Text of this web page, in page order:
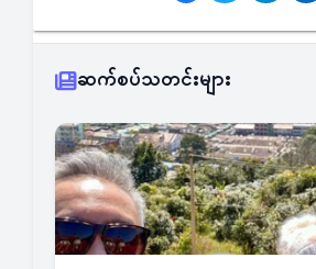
ဆက်စပ်သတင်းများ